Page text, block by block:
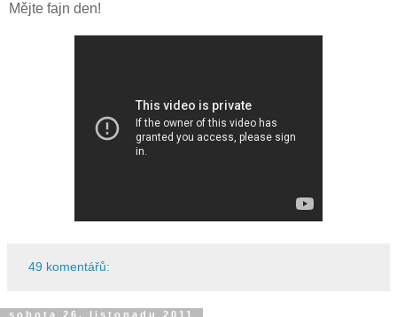
Mějte fajn den!
49 komentářů:
sobota 26. listopadu 2011